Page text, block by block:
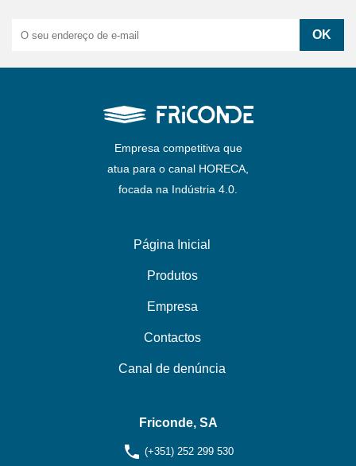
Empresa competitiva que
atua para o canal HORECA,
focada na Indústria 4.0.
Página Inicial
Produtos
Empresa
Contactos
Canal de denúncia
Friconde, SA
phone (+351) 252 299 530